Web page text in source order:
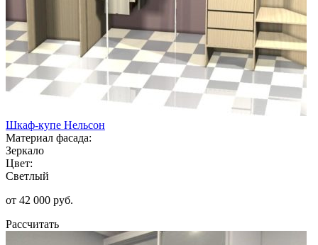
Шкаф-купе Нельсон
Материал фасада:
Зеркало
Цвет:
Светлый
от 42 000 руб.
Рассчитать